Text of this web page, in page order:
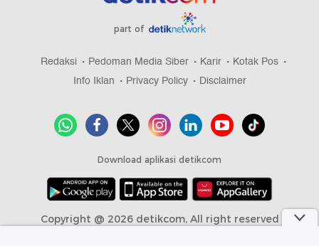
part of
Redaksi Pedoman Media Siber Karir
Kotak Pos
Info Iklan
Privacy Policy Disclaimer
Download aplikasi detikcom
Copyright @ 2026 detikcom, All right reserved